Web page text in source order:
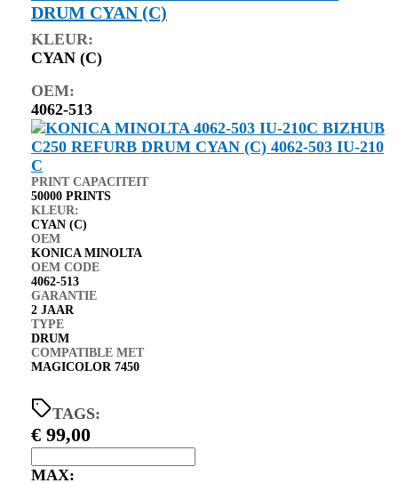
DRUM CYAN (C)
KLEUR:
CYAN (C)
OEM:
4062-513
PRINT CAPACITEIT
50000 PRINTS
KLEUR:
CYAN (C)
OEM
KONICA MINOLTA
OEM CODE
4062-513
GARANTIE
2 JAAR
TYPE
DRUM
COMPATIBLE MET
MAGICOLOR 7450
TAGS:
€ 99,00
MAX: